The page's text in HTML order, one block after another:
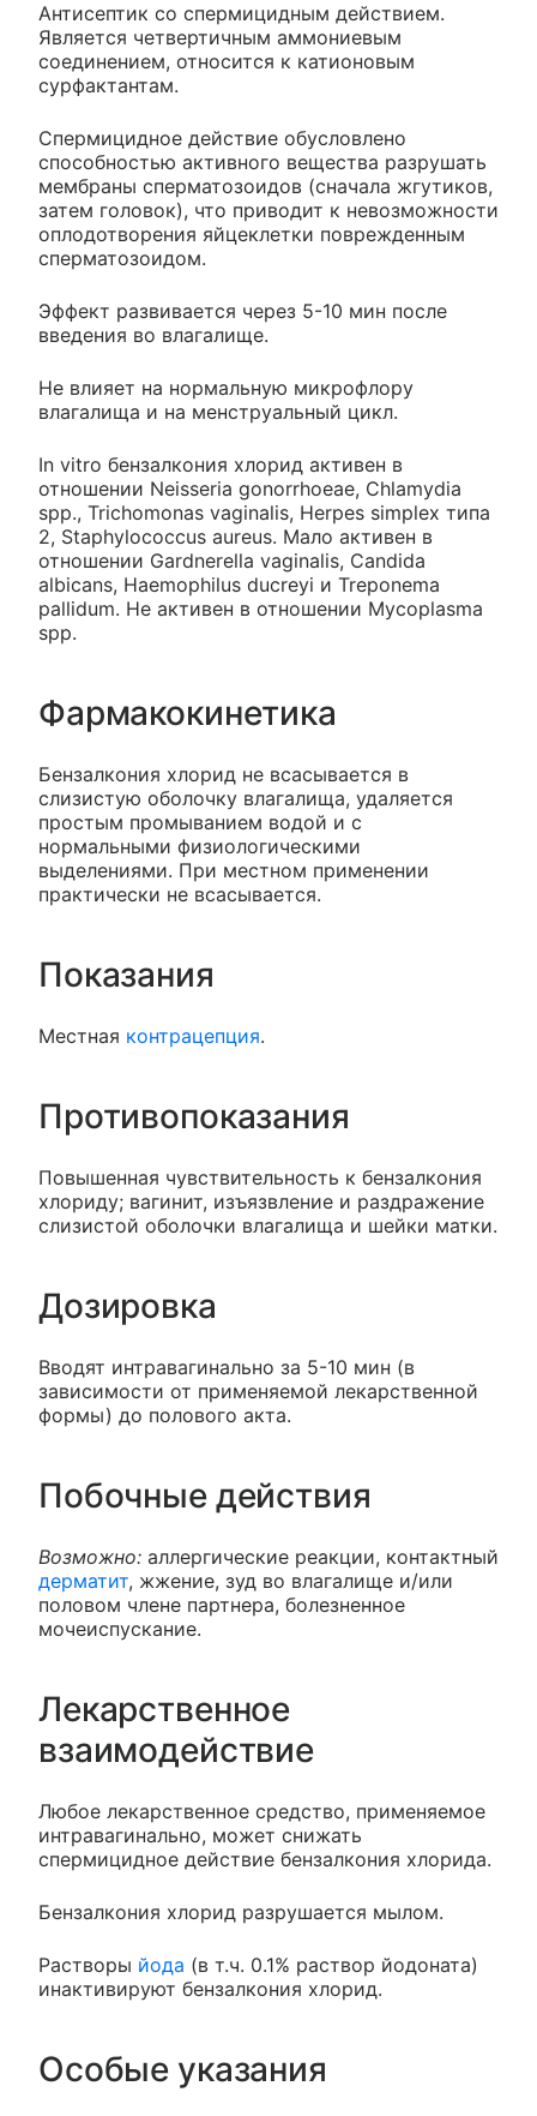
Антисептик со спермицидным действием.
Является четвертичным аммониевым
соединением, относится к катионовым
сурфактантам.
Спермицидное действие обусловлено
способностью активного вещества разрушать
мембраны сперматозоидов (сначала жгутиков,
затем головок), что приводит к невозможности
оплодотворения яйцеклетки поврежденным
сперматозоидом.
Эффект развивается через 5-10 мин после
введения во влагалище.
Не влияет на нормальную микрофлору
влагалища и на менструальный цикл.
In vitro бензалкония хлорид активен в
отношении Neisseria gonorrhoeae, Chlamydia
spp., Trichomonas vaginalis, Herpes simplex типа
2, Staphylococcus aureus. Мало активен в
отношении Gardnerella vaginalis, Candida
albicans, Haemophilus ducreyi и Treponema
pallidum. Не активен в отношении Mycoplasma
spp.
Фармакокинетика
Бензалкония хлорид не всасывается в
слизистую оболочку влагалища, удаляется
простым промыванием водой и с
нормальными физиологическими
выделениями. При местном применении
практически не всасывается.
Показания
Местная контрацепция.
Противопоказания
Повышенная чувствительность к бензалкония
хлориду; вагинит, изъязвление и раздражение
слизистой оболочки влагалища и шейки матки.
Дозировка
Вводят интравагинально за 5-10 мин (в
зависимости от применяемой лекарственной
формы) до полового акта.
Побочные действия
Возможно: аллергические реакции, контактный
дерматит, жжение, зуд во влагалище и/или
половом члене партнера, болезненное
мочеиспускание.
Лекарственное
взаимодействие
Любое лекарственное средство, применяемое
интравагинально, может снижать
спермицидное действие бензалкония хлорида.
Бензалкония хлорид разрушается мылом.
Растворы йода (в т.ч. 0.1% раствор йодоната)
инактивируют бензалкония хлорид.
Особые указания